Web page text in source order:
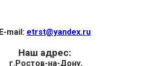
E-mail: etrst@yandex.ru
Наш адрес:
г.Ростов-на-Дону,